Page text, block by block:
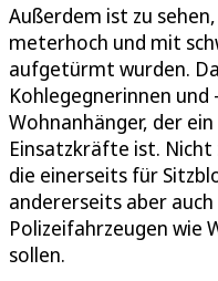
Außerdem ist zu
meterhoch und mit
aufgetürmt wurden.
Kohlegegnerinnen und
Wohnanhänger, der
Einsatzkräfte ist.
die einerseits für
andererseits aber
Polizeifahrzeugen wie
sollen.